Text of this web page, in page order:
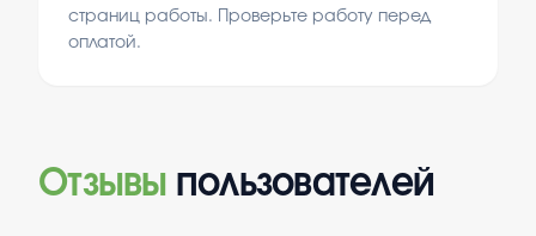
страниц работы. Проверьте работу перед
оплатой.
Отзывы пользователей